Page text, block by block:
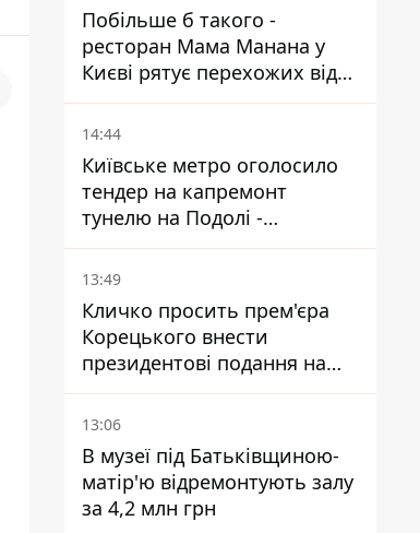
Побільше б такого -
ресторан Мама Манана у
Києві рятує перехожих від
спеки
14:44
Київське метро оголосило
тендер на капремонт
тунелю на Подолі -
триватиме майже два роки
13:49
Кличко просить прем'єра
Корецького внести
президентові подання на
звільнення володаря
Троєщини Бахматова
13:06
В музеї під Батьківщиною-
матір'ю відремонтують залу
за 4,2 млн грн